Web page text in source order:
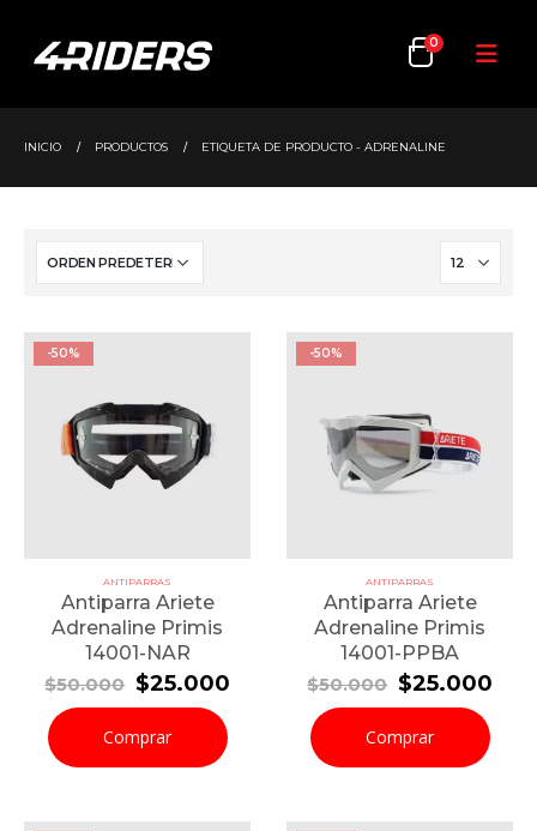
0
INICIO PRODUCTOS ETIQUETA DE PRODUCTO - ADRENALINE
-50%
ANTIPARRAS
Antiparra Ariete
Adrenaline Primis
14001-NAR
$50.000 El
precio
original
era:
$50.000.
$25.000El
$25.000.
Comprar
-50%
ANTIPARRAS
Antiparra Ariete
Adrenaline Primis
14001-PPBA
$50.000 El
precio
original
era:
$50.000.
$25.000El
Comprar